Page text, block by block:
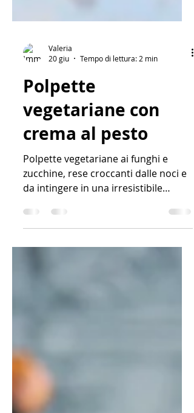
20 giu
Tempo di lettura: 2 min
Polpette
vegetariane con
crema al pesto
Polpette vegetariane ai funghi e
da intingere in una irresistibile
crema al pesto.